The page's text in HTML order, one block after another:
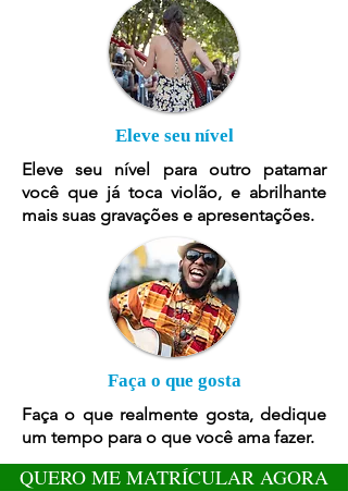
Eleve seu nível
Eleve seu nível para outro patamar
você que já toca violão, e abrilhante
mais suas gravações e apresentações.
Faça o que gosta
Faça o que realmente gosta, dedique
um tempo para o que você ama fazer.
QUERO ME MATRÍCULAR AGORA